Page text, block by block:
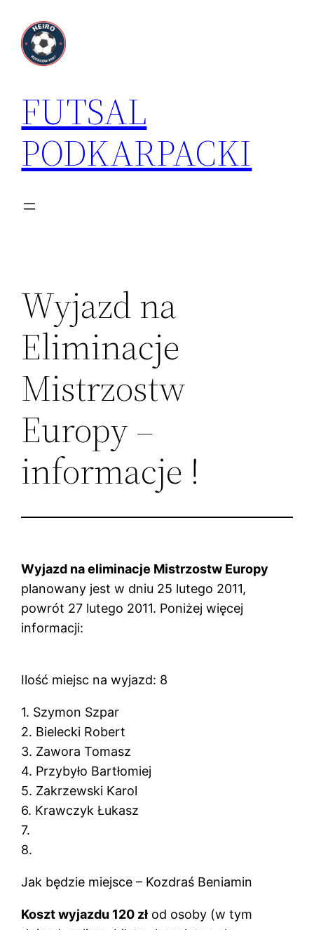
treści
FUTSAL
PODKARPACKI
Wyjazd na
Eliminacje
Mistrzostw
Europy –
informacje !
Wyjazd na eliminacje Mistrzostw Europy
planowany jest w dniu 25 lutego 2011,
powrót 27 lutego 2011. Poniżej więcej
informacji:
Ilość miejsc na wyjazd: 8
1. Szymon Szpar
2. Bielecki Robert
3. Zawora Tomasz
4. Przybyło Bartłomiej
5. Zakrzewski Karol
6. Krawczyk Łukasz
7.
8.
Jak będzie miejsce – Kozdraś Beniamin
Koszt wyjazdu 120 zł od osoby (w tym